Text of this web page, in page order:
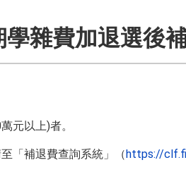
學雜費加退選後
元以上)者。
「補退費查詢系統」（https://